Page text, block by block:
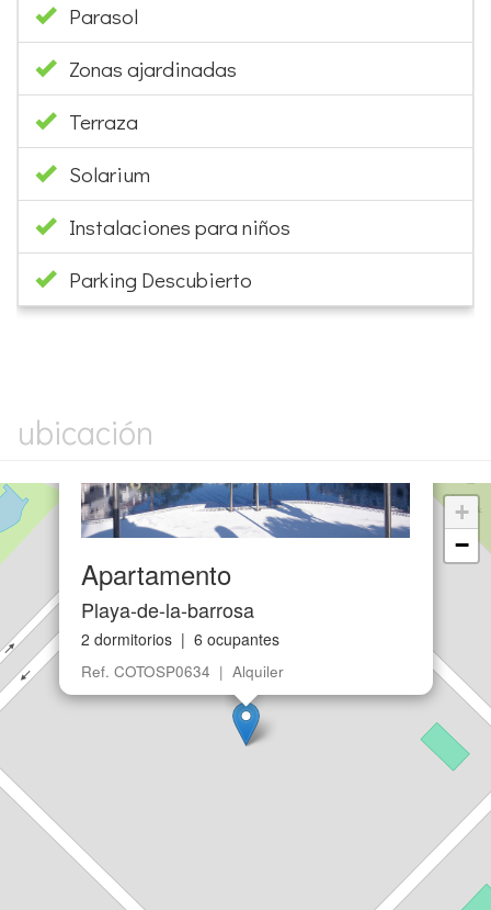
Parasol
Zonas ajardinadas
Terraza
Solarium
Instalaciones para niños
Parking Descubierto
ubicación
Apartamento
Playa-de-la-barrosa
2 dormitorios | 6 ocupantes
Ref. COTOSP0634 | Alquiler
+
−